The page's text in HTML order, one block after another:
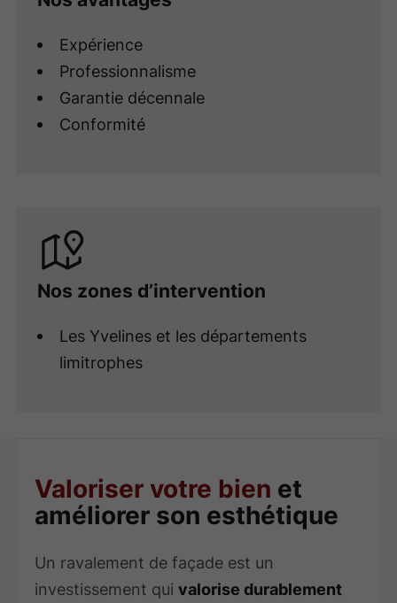
Expérience
Professionnalisme
Garantie décennale
Conformité
Nos zones d’intervention
Les Yvelines et les départements
limitrophes
Valoriser votre bien et
améliorer son esthétique
Un ravalement de façade est un
investissement qui valorise durablement